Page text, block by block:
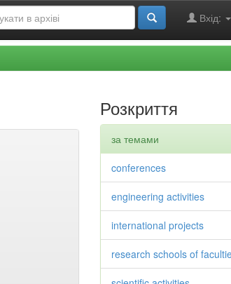
Вхід:
Розкриття
за темами
conferences
engineering activities
international projects
research schools of